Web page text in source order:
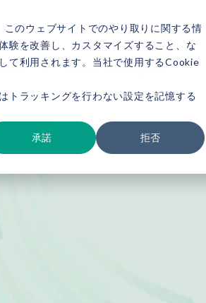
のウェブサイトでのやり取りに関する情
験を改善し、カスタマイズすること、な
て利用されます。当社で使用するCookie
トラッキングを行わない設定を記憶する
承諾 拒否
JP
報セミナーお役立ち情報会社概要